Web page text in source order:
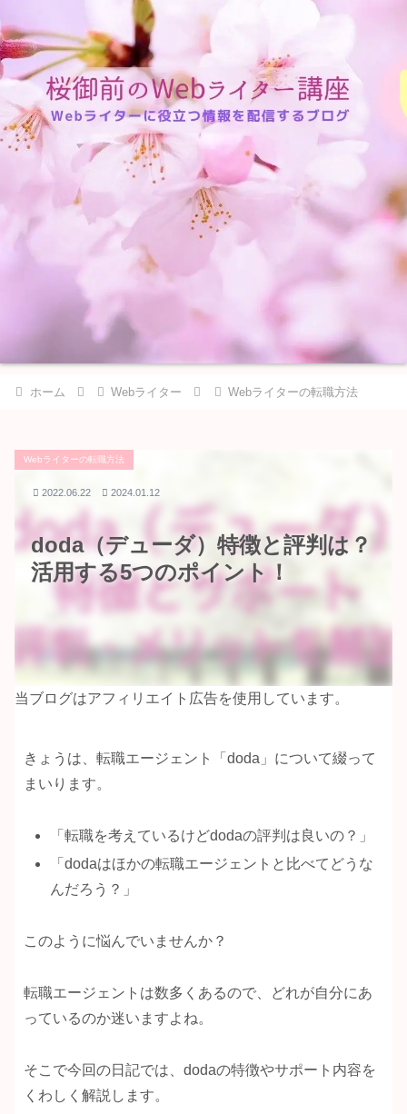
ホーム Webライター Webライターの転職方法
doda（デューダ）特徴と評判は？
活用する5つのポイント！
Webライターの転職方法
2022.06.22 2024.01.12
当ブログはアフィリエイト広告を使用しています。
きょうは、転職エージェント「doda」について綴って
まいります。
「転職を考えているけどdodaの評判は良いの？」
「dodaはほかの転職エージェントと比べてどうな
んだろう？」
このように悩んでいませんか？
転職エージェントは数多くあるので、どれが自分にあ
っているのか迷いますよね。
そこで今回の日記では、dodaの特徴やサポート内容を
くわしく解説します。